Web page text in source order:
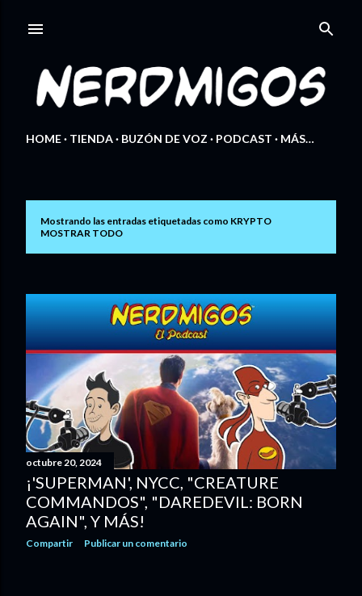
HOME TIENDA BUZÓN DE VOZ PODCAST MÁS…
t
r
a
d
a
s
Mostrando las entradas etiquetadas como KRYPTO
MOSTRAR TODO
octubre 20, 2024
¡'SUPERMAN', NYCC, "CREATURE
COMMANDOS", "DAREDEVIL: BORN
AGAIN", Y MÁS!
Compartir Publicar un comentario